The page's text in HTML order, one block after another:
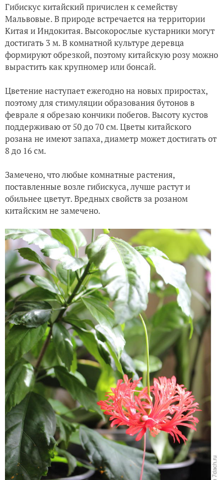
Гибискус китайский причислен к семейству
Мальвовые. В природе встречается на территории
Китая и Индокитая. Высокорослые кустарники могут
достигать 3 м. В комнатной культуре деревца
формируют обрезкой, поэтому китайскую розу можно
вырастить как крупномер или бонсай.
Цветение наступает ежегодно на новых приростах,
поэтому для стимуляции образования бутонов в
феврале я обрезаю кончики побегов. Высоту кустов
поддерживаю от 50 до 70 см. Цветы китайского
розана не имеют запаха, диаметр может достигать от
8 до 16 см.
Замечено, что любые комнатные растения,
поставленные возле гибискуса, лучше растут и
обильнее цветут. Вредных свойств за розаном
китайским не замечено.